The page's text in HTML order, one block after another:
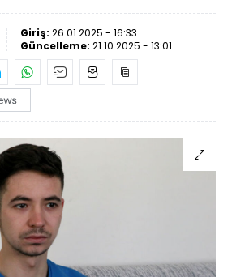
Giriş: 26.01.2025 - 16:33
Güncelleme: 21.10.2025 - 13:01